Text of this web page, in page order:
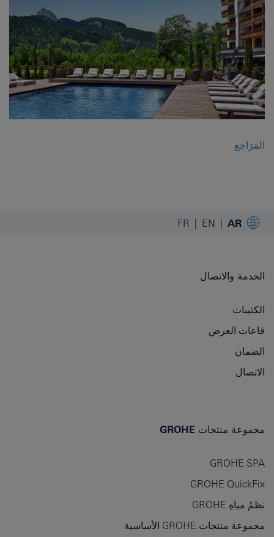
المَرَاجع
AR
EN
FR
الخدمة والاتصال
الكتيبات
قاعات العرض
الضمان
الاتصال
مجموعة منتجات GROHE
GROHE SPA
GROHE QuickFix
نظمُ مياهِ GROHE
مجموعة منتجات GROHE الأساسية